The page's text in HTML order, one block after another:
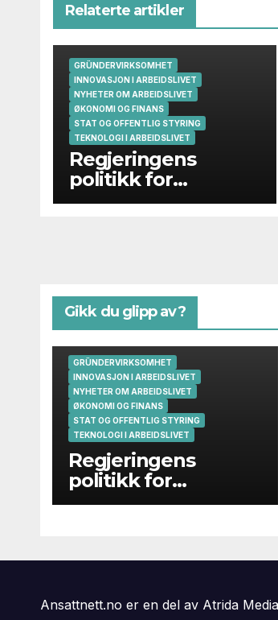
Relaterte artikler
GRÜNDERVIRKSOMHET
INNOVASJON I ARBEIDSLIVET
NYHETER OM ARBEIDSLIVET
ØKONOMI OG FINANS
STAT OG OFFENTLIG STYRING
TEKNOLOGI I ARBEIDSLIVET
Regjeringens
politikk for
gründere og
Gikk du glipp av?
GRÜNDERVIRKSOMHET
INNOVASJON I ARBEIDSLIVET
NYHETER OM ARBEIDSLIVET
ØKONOMI OG FINANS
STAT OG OFFENTLIG STYRING
TEKNOLOGI I ARBEIDSLIVET
Regjeringens
politikk for
gründere og
Ansattnett.no er en del av Atrida